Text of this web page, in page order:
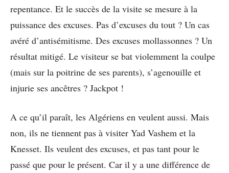
repentance. Et le succès de la visite se mesure à la
puissance des excuses. Pas d’excuses du tout ? Un cas
avéré d’antisémitisme. Des excuses mollassonnes ? Un
résultat mitigé. Le visiteur se bat violemment la coulpe
(mais sur la poitrine de ses parents), s’agenouille et
injurie ses ancêtres ? Jackpot !
A ce qu’il paraît, les Algériens en veulent aussi. Mais
non, ils ne tiennent pas à visiter Yad Vashem et la
Knesset. Ils veulent des excuses, et pas tant pour le
passé que pour le présent. Car il y a une différence de